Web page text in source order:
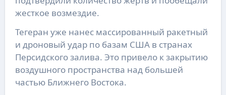
жесткое возмездие.
Тегеран уже нанес массированный ракетный
и дроновый удар по базам США в странах
Персидского залива. Это привело к закрытию
воздушного пространства над большей
частью Ближнего Востока.